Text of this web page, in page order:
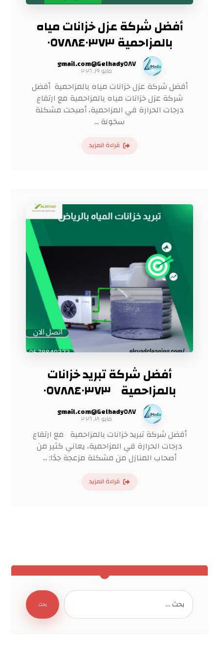
أفضل شركة عزل خزانات مياه
بالمزاحمية ٠٥٧٨٨٤٠٣٧٣
Gelhady٥٨٧@gmail.com
مايو ١٩, ٢٠٢٦
أفضل شركة عزل خزانات مياه بالمزاحمية أفضل
شركة عزل خزانات مياه بالمزاحمية مع ارتفاع
درجات الحرارة في المزاحمية، أصبحت مشكلة
سخونة ...
قراءة المزيد
أفضل شركة تبريد خزانات
بالمزاحمية ٠٥٧٨٨٤٠٣٧٣
Gelhady٥٨٧@gmail.com
مايو ١٨, ٢٠٢٦
أفضل شركة تبريد خزانات بالمزاحمية مع ارتفاع
درجات الحرارة في المزاحمية، يعاني كثير من
أصحاب المنازل من مشكلة مزعجة جدًا: ...
قراءة المزيد
بحث